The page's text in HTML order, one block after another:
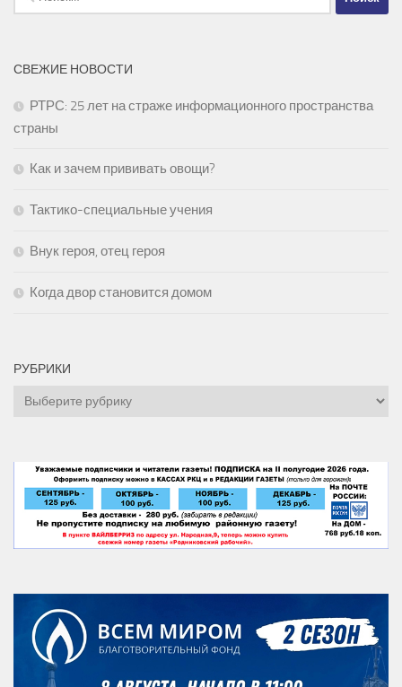
СВЕЖИЕ НОВОСТИ
РТРС: 25 лет на страже информационного пространства
страны
Как и зачем прививать овощи?
Тактико-специальные учения
Внук героя, отец героя
Когда двор становится домом
РУБРИКИ
Рубрики